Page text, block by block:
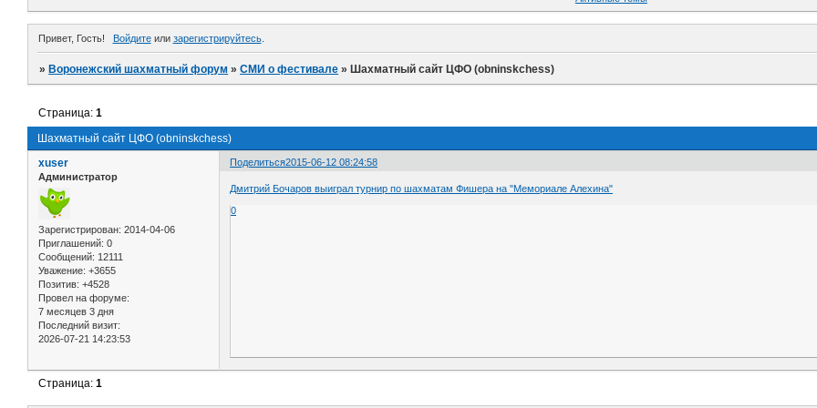
Привет, Гость! Войдитеили зарегистрируйтесь.
»Воронежский шахматный форум »СМИ о фестивале »Шахматный сайт ЦФО (obninskchess)
Шахматный сайт ЦФО (obninskchess)
Страница:1
Поделиться2015-06-12 08:24:58
xuser
Администратор
Зарегистрирован: 2014-04-06
Приглашений: 0
Сообщений: 12111
Уважение: +3655
Позитив: +4528
Провел на форуме:
7 месяцев 3 дня
Последний визит:
2026-07-21 14:23:53
Дмитрий Бочаров выиграл турнир по шахматам Фишера на "Мемориале Алехина"
0
Страница:1